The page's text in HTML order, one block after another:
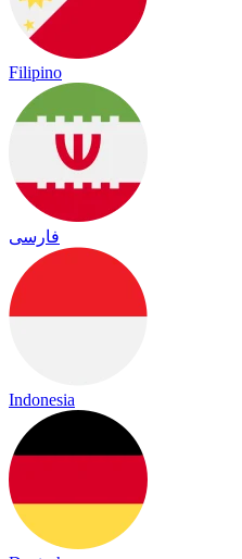
Filipino
فارسی
Indonesia